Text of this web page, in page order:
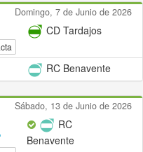
Domingo, 7 de Junio de 2026
CD Tardajos
RC Benavente
Sábado, 13 de Junio de 2026
RC
Benavente